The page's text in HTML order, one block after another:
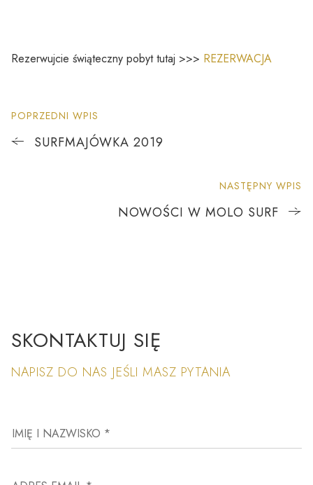
Rezerwujcie świąteczny pobyt tutaj >>> REZERWACJA
POPRZEDNI WPIS
SURFMAJÓWKA 2019
NASTĘPNY WPIS
NOWOŚCI W MOLO SURF
SKONTAKTUJ SIĘ
NAPISZ DO NAS JEŚLI MASZ PYTANIA
IMIĘ I NAZWISKO *